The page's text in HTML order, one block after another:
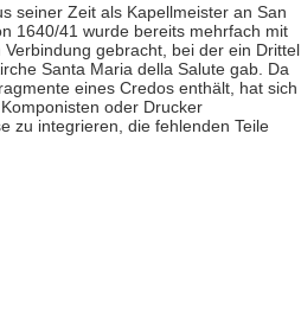
seiner Zeit als Kapellmeister an San
1640/41 wurde bereits mehrfach mit
gebracht, bei der ein Drittel
Santa Maria della Salute gab. Da
eines Credos enthält, hat sich
oder Drucker
zu integrieren, die fehlenden Teile